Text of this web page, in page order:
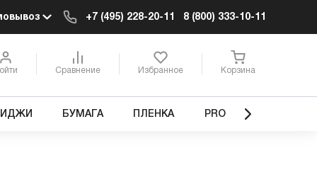
+7 (495) 228-20-11 8 (800) 333-10-11
Сравнение Избранное Корзина
БУМАГА ПЛЕНКА PRO